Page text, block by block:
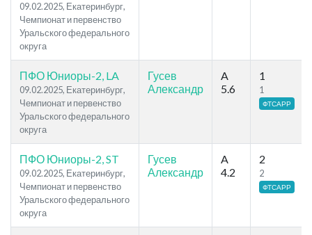
09.02.2025, Екатеринбург,
Чемпионат и первенство
Уральского федерального
округа
ПФО Юниоры-2, LA
09.02.2025, Екатеринбург,
Чемпионат и первенство
Уральского федерального
округа
Гусев
Александр
A
5.6
1
1
ФТСАРР
ПФО Юниоры-2, ST
09.02.2025, Екатеринбург,
Чемпионат и первенство
Уральского федерального
округа
Гусев
Александр
A
4.2
2
2
ФТСАРР